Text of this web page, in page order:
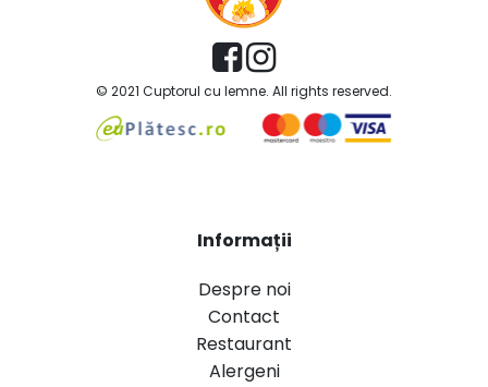
© 2021 Cuptorul cu lemne. All rights reserved.
Informații
Despre noi
Contact
Restaurant
Alergeni